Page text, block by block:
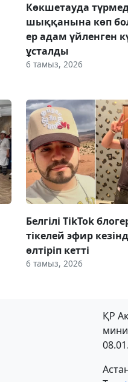
Көкшетауда
шыққанына көп
ер адам үйленген
ұсталды
6 тамыз, 2026
Белгілі TikTok
тікелей эфир
өлтіріп кетті
6 тамыз, 2026
ҚР